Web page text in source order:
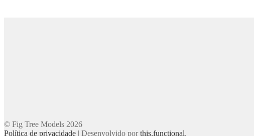
© Fig Tree Models 2026
Política de privacidade | Desenvolvido porthis.functional.